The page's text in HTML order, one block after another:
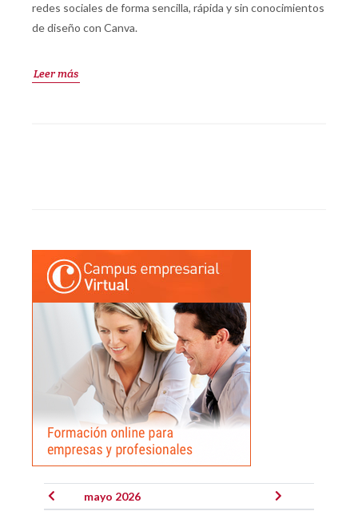
redes sociales de forma sencilla, rápida y sin conocimientos
de diseño con Canva.
Leer más
mayo 2026